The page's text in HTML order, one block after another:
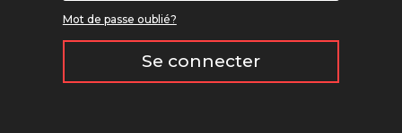
Mot de passe oublié?
Se connecter